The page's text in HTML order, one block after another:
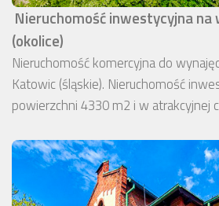
Nieruchomość inwestycyjna
(okolice)
Nieruchomość komercyjna do
Katowic (śląskie). Nieruchomość
powierzchni 4330 m2 i w atrakcyjnej